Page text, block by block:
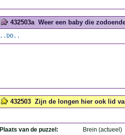
432503a Weer een baby die
..DO..
432503 Zijn de longen hier ook lid
Plaats van de puzzel:
Brein (actueel)